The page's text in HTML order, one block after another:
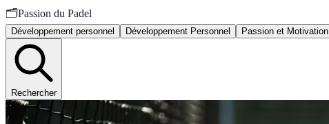
🗂️Passion du Padel
Développement personnel Développement Personnel Passion et Motivation
Rechercher